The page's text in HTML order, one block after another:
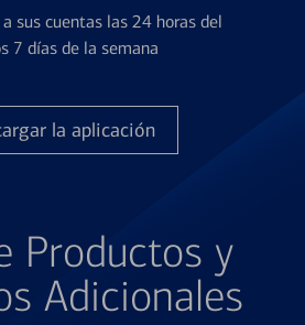
sus cuentas las 24 horas del
7 días de la semana
la aplicación
Productos y
Adicionales